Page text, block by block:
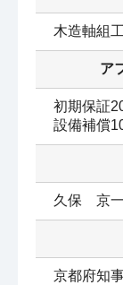
木造軸組
ア
初期保証
設備補償
久保　京
京都府知